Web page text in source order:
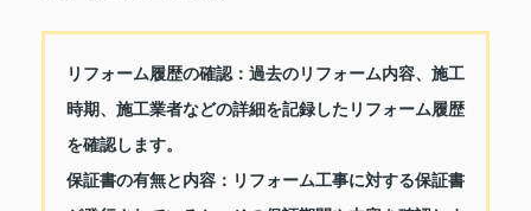
リフォーム履歴の確認： 過去のリフォーム内容、施工
時期、施工業者などの詳細を記録したリフォーム履歴
を確認します。
保証書の有無と内容： リフォーム工事に対する保証書